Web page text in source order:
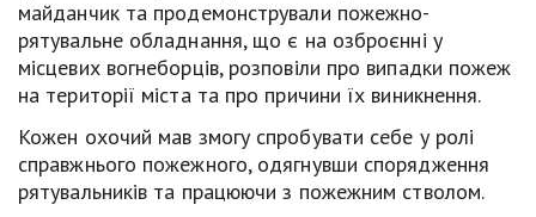
майданчик та продемонстрували пожежно-
рятувальне обладнання, що є на озброєнні у
місцевих вогнеборців, розповіли про випадки пожеж
на території міста та про причини їх виникнення.
Кожен охочий мав змогу спробувати себе у ролі
справжнього пожежного, одягнувши спорядження
рятувальників та працюючи з пожежним стволом.